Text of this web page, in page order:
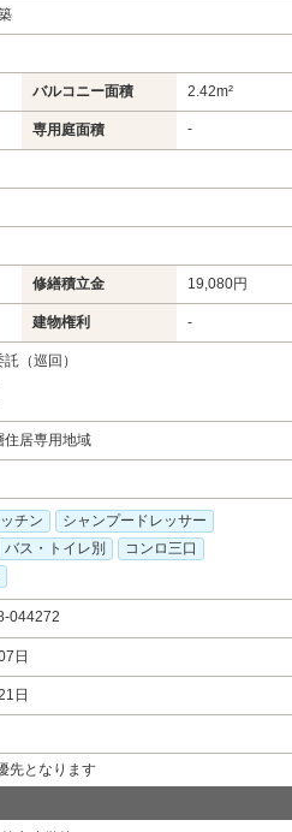
バルコニー面積 2.42m²
専用庭面積 -
修繕積立金 19,080円
建物権利 -
（巡回）
住居専用地域
チン
シャンプードレッサー
バス・トイレ別
コンロ三口
044272
日
日
先となります